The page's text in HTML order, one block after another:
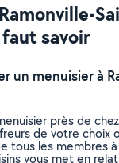
savoir
un menuisier à
près de
de votre choix
tous les membres
vous met en